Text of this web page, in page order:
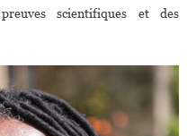
scientifiques et des